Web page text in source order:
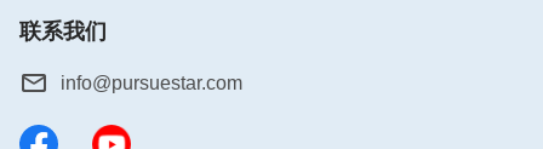
联系我们
info@pursuestar.com